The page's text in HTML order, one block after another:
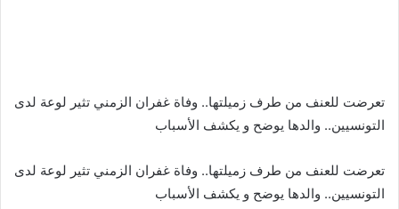
تعرضت للعنف من طرف زميلتها.. وفاة غفران الزمني تثير لوعة لدى
التونسيين.. والدها يوضح و يكشف الأسباب
تعرضت للعنف من طرف زميلتها.. وفاة غفران الزمني تثير لوعة لدى
التونسيين.. والدها يوضح و يكشف الأسباب